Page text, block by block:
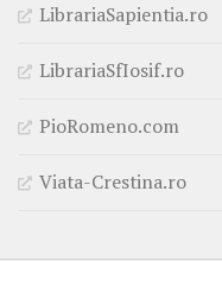
LibrariaSapientia.ro
LibrariaSfIosif.ro
PioRomeno.com
Viata-Crestina.ro